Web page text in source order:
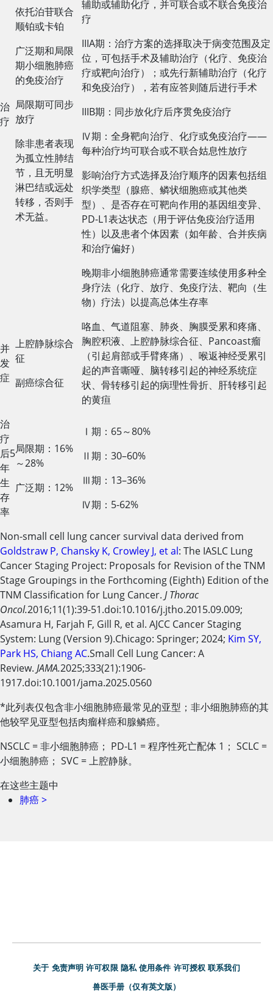
治
疗
依托泊苷联合
顺铂或卡铂
广泛期和局限
期小细胞肺癌
的免疫治疗
局限期可同步
放疗
除非患者表现
为孤立性肺结
节，且无明显
淋巴结或远处
转移，否则手
术无益。
辅助或辅助化疗，并可联合或不联合免疫治
疗
IIIA期：治疗方案的选择取决于病变范围及定
位，可包括手术及辅助治疗（化疗、免疫治
疗或靶向治疗）；或先行新辅助治疗（化疗
和免疫治疗），若有应答则随后进行手术
IIIB期：同步放化疗后序贯免疫治疗
Ⅳ期：全身靶向治疗、化疗或免疫治疗——
每种治疗均可联合或不联合姑息性放疗
影响治疗方式选择及治疗顺序的因素包括组
织学类型（腺癌、鳞状细胞癌或其他类
型）、是否存在可靶向作用的基因组变异、
PD-L1表达状态（用于评估免疫治疗适用
性）以及患者个体因素（如年龄、合并疾病
和治疗偏好）
晚期非小细胞肺癌通常需要连续使用多种全
身疗法（化疗、放疗、免疫疗法、靶向（生
物）疗法）以提高总体生存率
并
发
症
上腔静脉综合
征
副癌综合征
咯血、气道阻塞、肺炎、胸膜受累和疼痛、
胸腔积液、上腔静脉综合征、Pancoast瘤
（引起肩部或手臂疼痛）、喉返神经受累引
起的声音嘶哑、脑转移引起的神经系统症
状、骨转移引起的病理性骨折、肝转移引起
的黄疸
治
疗
后5
年
生
存
率
局限期：16%
～28%
广泛期：12%
Ⅰ期：65～80%
Ⅱ期：30–60%
Ⅲ期：13–36%
Ⅳ期：5-62%
Non-small cell lung cancer survival data derived from
Goldstraw P, Chansky K, Crowley J, et al: The IASLC Lung
Cancer Staging Project: Proposals for Revision of the TNM
Stage Groupings in the Forthcoming (Eighth) Edition of the
TNM Classification for Lung Cancer. J Thorac
Oncol.2016;11(1):39-51.doi:10.1016/j.jtho.2015.09.009;
Asamura H, Farjah F, Gill R, et al. AJCC Cancer Staging
System: Lung (Version 9).Chicago: Springer; 2024; Kim SY,
Park HS, Chiang AC.Small Cell Lung Cancer: A
Review. JAMA.2025;333(21):1906-
1917.doi:10.1001/jama.2025.0560
*此列表仅包含非小细胞肺癌最常见的亚型；非小细胞肺癌的其
他较罕见亚型包括肉瘤样癌和腺鳞癌。
NSCLC = 非小细胞肺癌； PD-L1 = 程序性死亡配体 1； SCLC =
小细胞肺癌； SVC = 上腔静脉。
在这些主题中
肺癌>
关于 免责声明 许可权限 隐私 使用条件 许可授权 联系我们
兽医手册（仅有英文版）